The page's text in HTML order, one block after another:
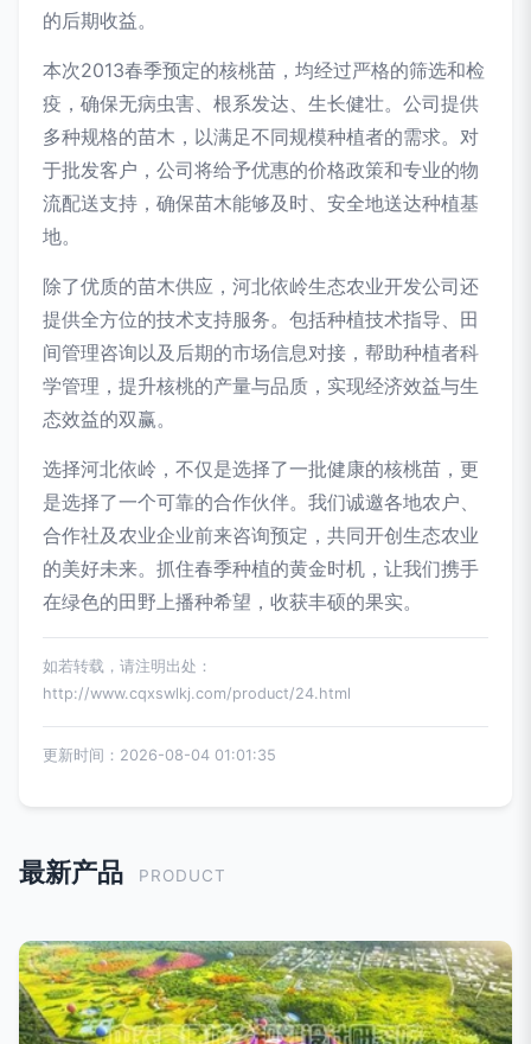
的后期收益。
本次2013春季预定的核桃苗，均经过严格的筛选和检
疫，确保无病虫害、根系发达、生长健壮。公司提供
多种规格的苗木，以满足不同规模种植者的需求。对
于批发客户，公司将给予优惠的价格政策和专业的物
流配送支持，确保苗木能够及时、安全地送达种植基
地。
除了优质的苗木供应，河北依岭生态农业开发公司还
提供全方位的技术支持服务。包括种植技术指导、田
间管理咨询以及后期的市场信息对接，帮助种植者科
学管理，提升核桃的产量与品质，实现经济效益与生
态效益的双赢。
选择河北依岭，不仅是选择了一批健康的核桃苗，更
是选择了一个可靠的合作伙伴。我们诚邀各地农户、
合作社及农业企业前来咨询预定，共同开创生态农业
的美好未来。抓住春季种植的黄金时机，让我们携手
在绿色的田野上播种希望，收获丰硕的果实。
如若转载，请注明出处：
http://www.cqxswlkj.com/product/24.html
更新时间：2026-08-04 01:01:35
最新产品 PRODUCT